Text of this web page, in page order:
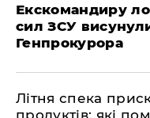
Екскомандиру
сил ЗСУ
Генпрокурора
Літня спека
продуктів: які